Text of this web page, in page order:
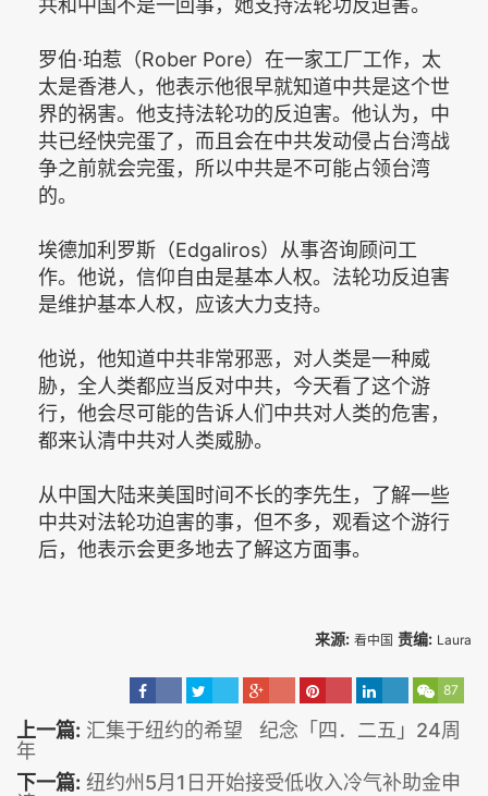
共和中国不是一回事，她支持法轮功反迫害。
罗伯·珀惹（Rober Pore）在一家工厂工作，太
太是香港人，他表示他很早就知道中共是这个世
界的祸害。他支持法轮功的反迫害。他认为，中
共已经快完蛋了，而且会在中共发动侵占台湾战
争之前就会完蛋，所以中共是不可能占领台湾
的。
埃德加利罗斯（Edgaliros）从事咨询顾问工
作。他说，信仰自由是基本人权。法轮功反迫害
是维护基本人权，应该大力支持。
他说，他知道中共非常邪恶，对人类是一种威
胁，全人类都应当反对中共，今天看了这个游
行，他会尽可能的告诉人们中共对人类的危害，
都来认清中共对人类威胁。
从中国大陆来美国时间不长的李先生，了解一些
中共对法轮功迫害的事，但不多，观看这个游行
后，他表示会更多地去了解这方面事。
来源: 看中国 责编: Laura
87
上一篇: 汇集于纽约的希望 纪念「四．二五」24周
年
下一篇: 纽约州5月1日开始接受低收入冷气补助金申